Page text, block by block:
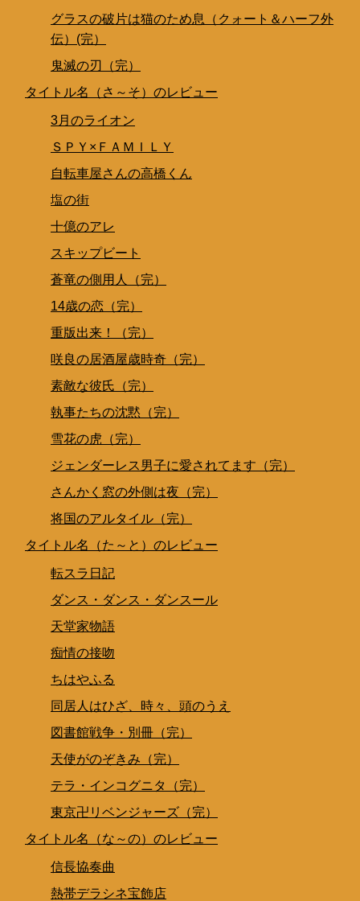
グラスの破片は猫のため息（クォート＆ハーフ外
伝）(完）
鬼滅の刃（完）
タイトル名（さ～そ）のレビュー
3月のライオン
ＳＰＹ×ＦＡＭＩＬＹ
自転車屋さんの高橋くん
塩の街
十億のアレ
スキップビート
蒼竜の側用人（完）
14歳の恋（完）
重版出来！（完）
咲良の居酒屋歳時奇（完）
素敵な彼氏（完）
執事たちの沈黙（完）
雪花の虎（完）
ジェンダーレス男子に愛されてます（完）
さんかく窓の外側は夜（完）
将国のアルタイル（完）
タイトル名（た～と）のレビュー
転スラ日記
ダンス・ダンス・ダンスール
天堂家物語
痴情の接吻
ちはやふる
同居人はひざ、時々、頭のうえ
図書館戦争・別冊（完）
天使がのぞきみ（完）
テラ・インコグニタ（完）
東京卍リベンジャーズ（完）
タイトル名（な～の）のレビュー
信長協奏曲
熱帯デラシネ宝飾店